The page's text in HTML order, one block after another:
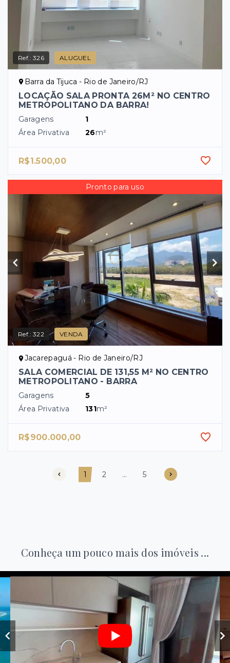
Ref.:326 ALUGUEL
Barra da Tijuca - Rio de Janeiro/RJ
LOCAÇÃO SALA PRONTA 26M² NO CENTRO
METROPOLITANO DA BARRA!
Garagens
1
Área Privativa
26m²
R$1.500,00
Pronto para uso
Ref.:322 VENDA
Jacarepaguá - Rio de Janeiro/RJ
SALA COMERCIAL DE 131,55 M² NO CENTRO
METROPOLITANO - BARRA
Garagens
5
Área Privativa
131m²
R$900.000,00
1 2 ... 5
Conheça um pouco mais dos imóveis ...